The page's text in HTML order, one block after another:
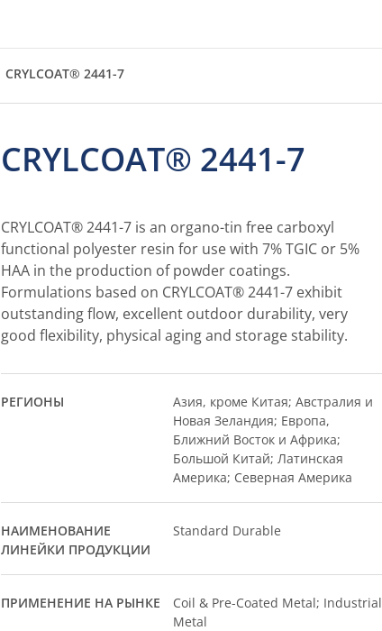
CRYLCOAT® 2441-7
CRYLCOAT® 2441-7
CRYLCOAT® 2441-7 is an organo-tin free carboxyl
functional polyester resin for use with 7% TGIC or 5%
HAA in the production of powder coatings.
Formulations based on CRYLCOAT® 2441-7 exhibit
outstanding flow, excellent outdoor durability, very
good flexibility, physical aging and storage stability.
РЕГИОНЫ
Азия, кроме Китая; Австралия и
Новая Зеландия; Европа,
Ближний Восток и Африка;
Большой Китай; Латинская
Америка; Северная Америка
НАИМЕНОВАНИЕ
ЛИНЕЙКИ ПРОДУКЦИИ
Standard Durable
ПРИМЕНЕНИЕ НА РЫНКЕ
Coil & Pre-Coated Metal; Industrial
Metal